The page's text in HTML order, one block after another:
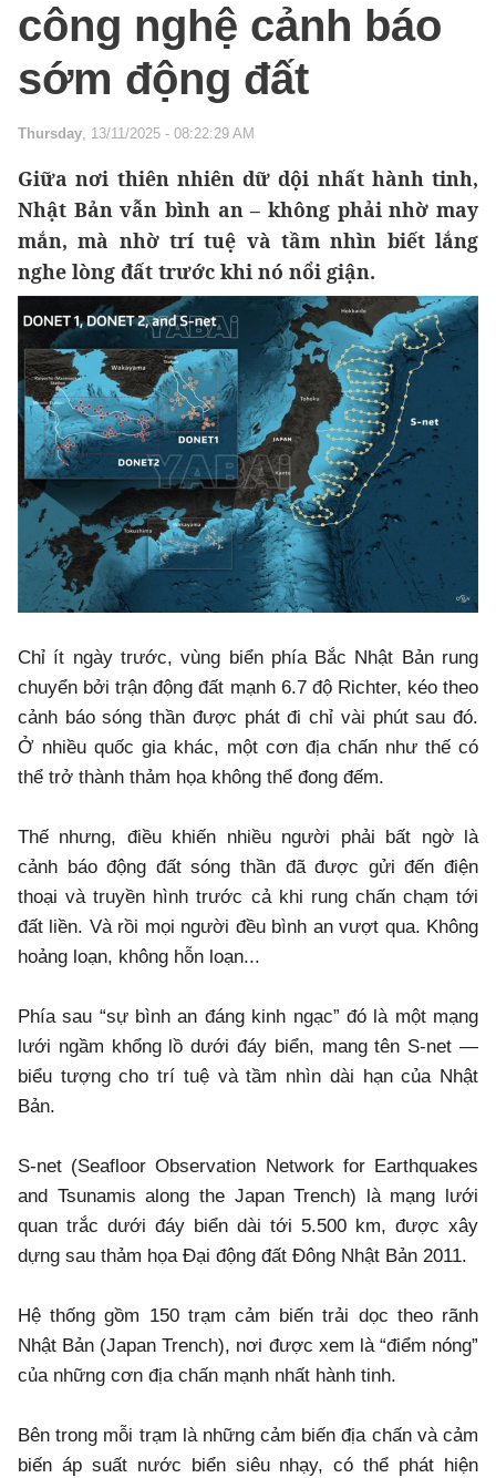
công nghệ cảnh báo
sớm động đất
Thursday, 13/11/2025 - 08:22:29 AM
Giữa nơi thiên nhiên dữ dội nhất hành tinh,
Nhật Bản vẫn bình an – không phải nhờ may
mắn, mà nhờ trí tuệ và tầm nhìn biết lắng
nghe lòng đất trước khi nó nổi giận.
Chỉ ít ngày trước, vùng biển phía Bắc Nhật Bản rung
chuyển bởi trận động đất mạnh 6.7 độ Richter, kéo theo
cảnh báo sóng thần được phát đi chỉ vài phút sau đó.
Ở nhiều quốc gia khác, một cơn địa chấn như thế có
thể trở thành thảm họa không thể đong đếm.
Thế nhưng, điều khiến nhiều người phải bất ngờ là
cảnh báo động đất sóng thần đã được gửi đến điện
thoại và truyền hình trước cả khi rung chấn chạm tới
đất liền. Và rồi mọi người đều bình an vượt qua. Không
hoảng loạn, không hỗn loạn...
Phía sau “sự bình an đáng kinh ngạc” đó là một mạng
lưới ngầm khổng lồ dưới đáy biển, mang tên S-net —
biểu tượng cho trí tuệ và tầm nhìn dài hạn của Nhật
Bản.
S-net (Seafloor Observation Network for Earthquakes
and Tsunamis along the Japan Trench) là mạng lưới
quan trắc dưới đáy biển dài tới 5.500 km, được xây
dựng sau thảm họa Đại động đất Đông Nhật Bản 2011.
Hệ thống gồm 150 trạm cảm biến trải dọc theo rãnh
Nhật Bản (Japan Trench), nơi được xem là “điểm nóng”
của những cơn địa chấn mạnh nhất hành tinh.
Bên trong mỗi trạm là những cảm biến địa chấn và cảm
biến áp suất nước biển siêu nhạy, có thể phát hiện